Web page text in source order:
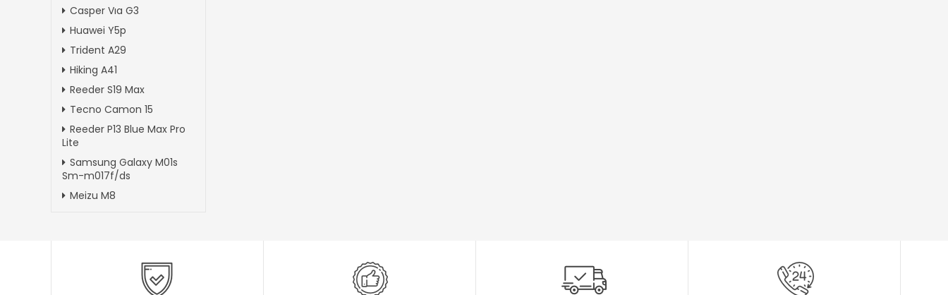
Casper Vıa G3
Huawei Y5p
Trident A29
Hiking A41
Reeder S19 Max
Tecno Camon 15
Reeder P13 Blue Max Pro
Lite
Samsung Galaxy M01s
Sm-m017f/ds
Meizu M8